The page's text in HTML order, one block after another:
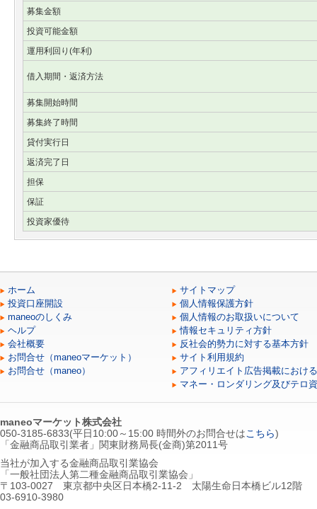
募集金額
投資可能金額
運用利回り(年利)
借入期間・返済方法
募集開始時間
募集終了時間
貸付実行日
返済完了日
担保
保証
投資家優待
ホーム
投資口座開設
maneoのしくみ
ヘルプ
会社概要
お問合せ（maneoマーケット）
お問合せ（maneo）
サイトマップ
個人情報保護方針
個人情報のお取扱いについて
情報セキュリティ方針
反社会的勢力に対する基本方針
サイト利用規約
アフィリエイト広告掲載におけ
マネー・ロンダリング及びテロ
maneoマーケット株式会社
050-3185-6833(平日10:00～15:00 時間外のお問合せは こちら)
「金融商品取引業者」関東財務局長(金商)第2011号
当社が加入する金融商品取引業協会
「一般社団法人第二種金融商品取引業協会」
〒103-0027 東京都中央区日本橋2-11-2 太陽生命日本橋ビル12階
03-6910-3980